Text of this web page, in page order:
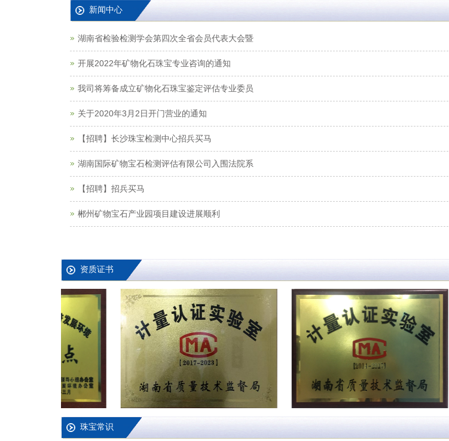
新闻中心
湖南省检验检测学会第四次全省会员代表大会暨
开展2022年矿物化石珠宝专业咨询的通知
我司将筹备成立矿物化石珠宝鉴定评估专业委员
关于2020年3月2日开门营业的通知
【招聘】长沙珠宝检测中心招兵买马
湖南国际矿物宝石检测评估有限公司入围法院系
【招聘】招兵买马
郴州矿物宝石产业园项目建设进展顺利
资质证书
珠宝常识